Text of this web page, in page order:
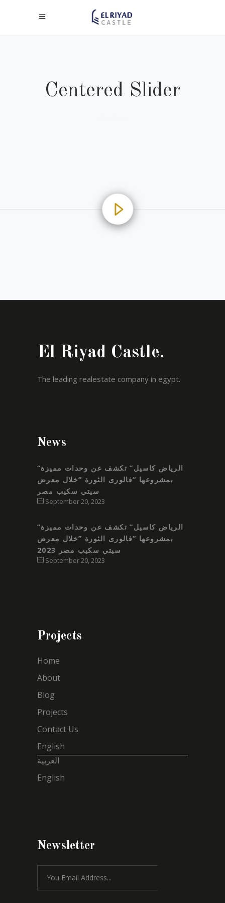
Centered Slider
El Riyad Castle.
The leading realestate company in egypt.
News
“الرياض كاسيل” تكشف عن وحدات مميزة
بمشروعها “فالورى الثورة “خلال معرض
سيتي سكيب مصر
September 20, 2023
”الرياض كاسيل” تكشف عن وحدات مميزة
بمشروعها ”فالورى الثورة ”خلال معرض
سيتي سكيب مصر 2023
September 20, 2023
Projects
Home
About
Blog
Projects
Contact Us
English
العربية
English
Newsletter